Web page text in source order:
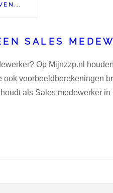
SALES
Op Mijnzzp.nl
voorbeeldberekeningen
als Sales medewerker in